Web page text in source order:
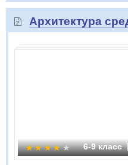
Архитектура
6-9 класс